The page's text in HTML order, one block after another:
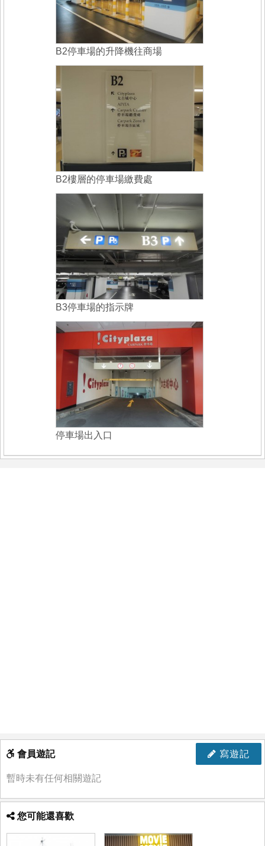
B2停車場的升降機往商場
B2樓層的停車場繳費處
B3停車場的指示牌
停車場出入口
寫遊記
會員遊記
暫時未有任何相關遊記
您可能還喜歡